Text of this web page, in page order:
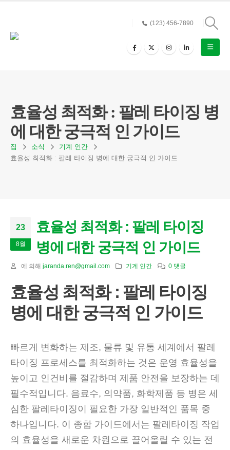
(123) 456-7890
효율성 최적화 : 팔레 타이징 병
에 대한 궁극적 인 가이드
집 소식
기계 인간
효율성 최적화 : 팔레 타이징 병에 대한 궁극적 인 가이드
23
8월
효율성 최적화 : 팔레 타이징
병에 대한 궁극적 인 가이드
에 의해 jaranda.ren@gmail.com 기계 인간 0 댓글
효율성 최적화 : 팔레 타이징
병에 대한 궁극적 인 가이드
빠르게 변화하는 제조, 물류 및 유통 세계에서 팔레
타이징 프로세스를 최적화하는 것은 운영 효율성을
높이고 인건비를 절감하며 제품 안전을 보장하는 데
필수적입니다. 음료수, 의약품, 화학제품 등 병은 세
심한 팔레타이징이 필요한 가장 일반적인 품목 중
하나입니다. 이 종합 가이드에서는 팔레타이징 작업
의 효율성을 새로운 차원으로 끌어올릴 수 있는 전